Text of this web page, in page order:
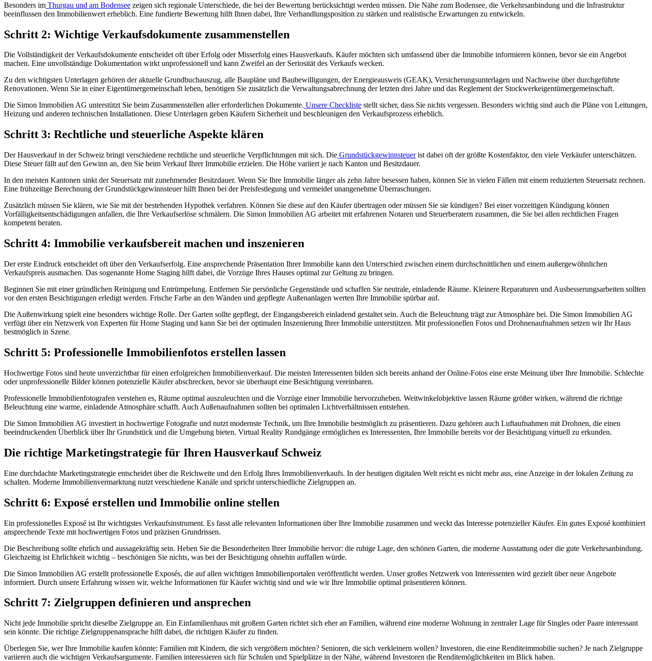
Besonders im Thurgau und am Bodensee zeigen sich regionale Unterschiede, die bei der Bewertung berücksichtigt werden müssen. Die Nähe zum Bodensee, die Verkehrsanbindung und die Infrastruktur
beeinflussen den Immobilienwert erheblich. Eine fundierte Bewertung hilft Ihnen dabei, Ihre Verhandlungsposition zu stärken und realistische Erwartungen zu entwickeln.
Schritt 2: Wichtige Verkaufsdokumente zusammenstellen
Die Vollständigkeit der Verkaufsdokumente entscheidet oft über Erfolg oder Misserfolg eines Hausverkaufs. Käufer möchten sich umfassend über die Immobilie informieren können, bevor sie ein Angebot
machen. Eine unvollständige Dokumentation wirkt unprofessionell und kann Zweifel an der Seriosität des Verkaufs wecken.
Zu den wichtigsten Unterlagen gehören der aktuelle Grundbuchauszug, alle Baupläne und Baubewilligungen, der Energieausweis (GEAK), Versicherungsunterlagen und Nachweise über durchgeführte
Renovationen. Wenn Sie in einer Eigentümergemeinschaft leben, benötigen Sie zusätzlich die Verwaltungsabrechnung der letzten drei Jahre und das Reglement der Stockwerkeigentümergemeinschaft.
Die Simon Immobilien AG unterstützt Sie beim Zusammenstellen aller erforderlichen Dokumente. Unsere Checkliste stellt sicher, dass Sie nichts vergessen. Besonders wichtig sind auch die Pläne von Leitungen,
Heizung und anderen technischen Installationen. Diese Unterlagen geben Käufern Sicherheit und beschleunigen den Verkaufsprozess erheblich.
Schritt 3: Rechtliche und steuerliche Aspekte klären
Der Hausverkauf in der Schweiz bringt verschiedene rechtliche und steuerliche Verpflichtungen mit sich. Die Grundstückgewinnsteuerist dabei oft der größte Kostenfaktor, den viele Verkäufer unterschätzen.
Diese Steuer fällt auf den Gewinn an, den Sie beim Verkauf Ihrer Immobilie erzielen. Die Höhe variiert je nach Kanton und Besitzdauer.
In den meisten Kantonen sinkt der Steuersatz mit zunehmender Besitzdauer. Wenn Sie Ihre Immobilie länger als zehn Jahre besessen haben, können Sie in vielen Fällen mit einem reduzierten Steuersatz rechnen.
Eine frühzeitige Berechnung der Grundstückgewinnsteuer hilft Ihnen bei der Preisfestlegung und vermeidet unangenehme Überraschungen.
Zusätzlich müssen Sie klären, wie Sie mit der bestehenden Hypothek verfahren. Können Sie diese auf den Käufer übertragen oder müssen Sie sie kündigen? Bei einer vorzeitigen Kündigung können
Vorfälligkeitsentschädigungen anfallen, die Ihre Verkaufserlöse schmälern. Die Simon Immobilien AG arbeitet mit erfahrenen Notaren und Steuerberatern zusammen, die Sie bei allen rechtlichen Fragen
kompetent beraten.
Schritt 4: Immobilie verkaufsbereit machen und inszenieren
Der erste Eindruck entscheidet oft über den Verkaufserfolg. Eine ansprechende Präsentation Ihrer Immobilie kann den Unterschied zwischen einem durchschnittlichen und einem außergewöhnlichen
Verkaufspreis ausmachen. Das sogenannte Home Staging hilft dabei, die Vorzüge Ihres Hauses optimal zur Geltung zu bringen.
Beginnen Sie mit einer gründlichen Reinigung und Entrümpelung. Entfernen Sie persönliche Gegenstände und schaffen Sie neutrale, einladende Räume. Kleinere Reparaturen und Ausbesserungsarbeiten sollten
vor den ersten Besichtigungen erledigt werden. Frische Farbe an den Wänden und gepflegte Außenanlagen werten Ihre Immobilie spürbar auf.
Die Außenwirkung spielt eine besonders wichtige Rolle. Der Garten sollte gepflegt, der Eingangsbereich einladend gestaltet sein. Auch die Beleuchtung trägt zur Atmosphäre bei. Die Simon Immobilien AG
verfügt über ein Netzwerk von Experten für Home Staging und kann Sie bei der optimalen Inszenierung Ihrer Immobilie unterstützen. Mit professionellen Fotos und Drohnenaufnahmen setzen wir Ihr Haus
bestmöglich in Szene.
Schritt 5: Professionelle Immobilienfotos erstellen lassen
Hochwertige Fotos sind heute unverzichtbar für einen erfolgreichen Immobilienverkauf. Die meisten Interessenten bilden sich bereits anhand der Online-Fotos eine erste Meinung über Ihre Immobilie. Schlechte
oder unprofessionelle Bilder können potenzielle Käufer abschrecken, bevor sie überhaupt eine Besichtigung vereinbaren.
Professionelle Immobilienfotografen verstehen es, Räume optimal auszuleuchten und die Vorzüge einer Immobilie hervorzuheben. Weitwinkelobjektive lassen Räume größer wirken, während die richtige
Beleuchtung eine warme, einladende Atmosphäre schafft. Auch Außenaufnahmen sollten bei optimalen Lichtverhältnissen entstehen.
Die Simon Immobilien AG investiert in hochwertige Fotografie und nutzt modernste Technik, um Ihre Immobilie bestmöglich zu präsentieren. Dazu gehören auch Luftaufnahmen mit Drohnen, die einen
beeindruckenden Überblick über Ihr Grundstück und die Umgebung bieten. Virtual Reality Rundgänge ermöglichen es Interessenten, Ihre Immobilie bereits vor der Besichtigung virtuell zu erkunden.
Die richtige Marketingstrategie für Ihren Hausverkauf Schweiz
Eine durchdachte Marketingstrategie entscheidet über die Reichweite und den Erfolg Ihres Immobilienverkaufs. In der heutigen digitalen Welt reicht es nicht mehr aus, eine Anzeige in der lokalen Zeitung zu
schalten. Moderne Immobilienvermarktung nutzt verschiedene Kanäle und spricht unterschiedliche Zielgruppen an.
Schritt 6: Exposé erstellen und Immobilie online stellen
Ein professionelles Exposé ist Ihr wichtigstes Verkaufsinstrument. Es fasst alle relevanten Informationen über Ihre Immobilie zusammen und weckt das Interesse potenzieller Käufer. Ein gutes Exposé kombiniert
ansprechende Texte mit hochwertigen Fotos und präzisen Grundrissen.
Die Beschreibung sollte ehrlich und aussagekräftig sein. Heben Sie die Besonderheiten Ihrer Immobilie hervor: die ruhige Lage, den schönen Garten, die moderne Ausstattung oder die gute Verkehrsanbindung.
Gleichzeitig ist Ehrlichkeit wichtig – beschönigen Sie nichts, was bei der Besichtigung ohnehin auffallen würde.
Die Simon Immobilien AG erstellt professionelle Exposés, die auf allen wichtigen Immobilienportalen veröffentlicht werden. Unser großes Netzwerk von Interessenten wird gezielt über neue Angebote
informiert. Durch unsere Erfahrung wissen wir, welche Informationen für Käufer wichtig sind und wie wir Ihre Immobilie optimal präsentieren können.
Schritt 7: Zielgruppen definieren und ansprechen
Nicht jede Immobilie spricht dieselbe Zielgruppe an. Ein Einfamilienhaus mit großem Garten richtet sich eher an Familien, während eine moderne Wohnung in zentraler Lage für Singles oder Paare interessant
sein könnte. Die richtige Zielgruppenansprache hilft dabei, die richtigen Käufer zu finden.
Überlegen Sie, wer Ihre Immobilie kaufen könnte: Familien mit Kindern, die sich vergrößern möchten? Senioren, die sich verkleinern wollen? Investoren, die eine Renditeimmobilie suchen? Je nach Zielgruppe
variieren auch die wichtigen Verkaufsargumente. Familien interessieren sich für Schulen und Spielplätze in der Nähe, während Investoren die Renditemöglichkeiten im Blick haben.